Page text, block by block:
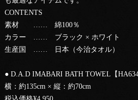
CONTENTS
素材 …… 綿100％
カラー …… ブラック × ホワイト
生産国 …… 日本（今治タオル）
● D.A.D IMABARI BATH TOWEL【HA634
横：約135cm × 縦：約70cm